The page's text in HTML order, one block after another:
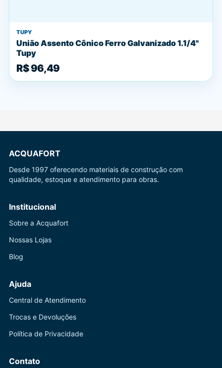
TUPY
União Assento Cônico Ferro Galvanizado 1.1/4"
Tupy
R$ 96,49
ACQUAFORT
Desde 1997 oferecendo materiais de construção com
qualidade, estoque e atendimento para obras.
Institucional
Sobre a Acquafort
Nossas Lojas
Blog
Ajuda
Central de Atendimento
Trocas e Devoluções
Política de Privacidade
Contato